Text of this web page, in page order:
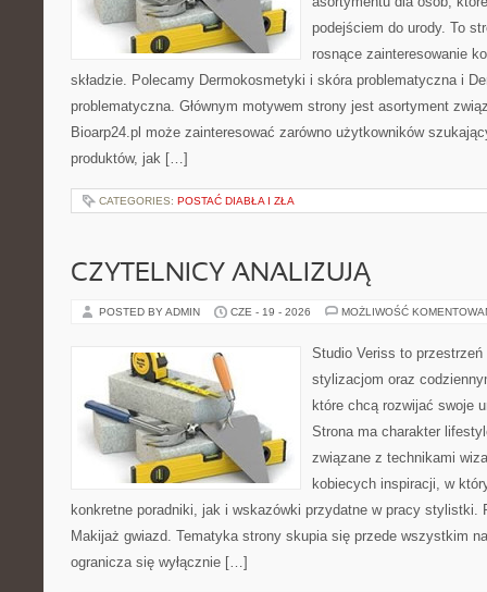
podejściem do urody. To
rosnące zainteresowanie
składzie. Polecamy Dermokosmetyki i skóra problematyczna i
problematyczna. Głównym motywem strony jest asortyment
Bioarp24.pl może zainteresować zarówno użytkowników
produktów, jak […]
CATEGORIES: POSTAĆ DIABŁA I ZŁA
CZYTELNICY ANALIZUJĄ
POSTED BY ADMIN CZE - 19 - 2026 MOŻLIWOŚĆ
Studio Veriss to
stylizacjom oraz
które chcą rozwijać swoje
Strona ma charakter
związane z technikami
kobiecych inspiracji, w
konkretne poradniki, jak i wskazówki przydatne w pracy stylistki.
Makijaż gwiazd. Tematyka strony skupia się przede wszystkim
ogranicza się wyłącznie […]